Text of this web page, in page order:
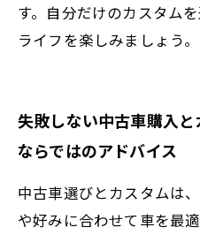
す。自分だけのカスタム
ライフを楽しみましょう。
失敗しない中古車購入
ならではのアドバイス
中古車選びとカスタムは
や好みに合わせて車を最